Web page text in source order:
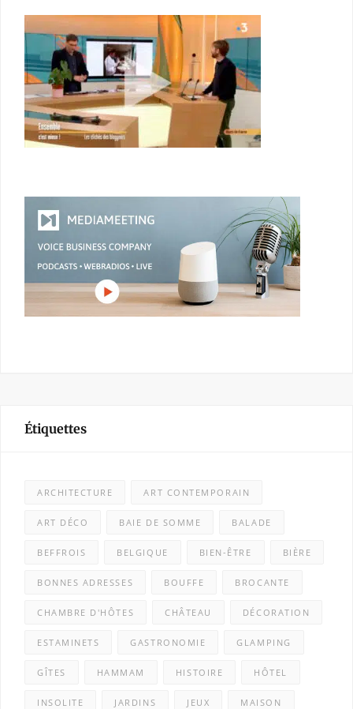
Étiquettes
ARCHITECTURE ART CONTEMPORAIN
ART DÉCO BAIE DE SOMME BALADE
BEFFROIS BELGIQUE BIEN-ÊTRE BIÈRE
BONNES ADRESSES BOUFFE BROCANTE
CHAMBRE D'HÔTES CHÂTEAU DÉCORATION
ESTAMINETS GASTRONOMIE GLAMPING
GÎTES HAMMAM HISTOIRE HÔTEL
INSOLITE JARDINS JEUX MAISON